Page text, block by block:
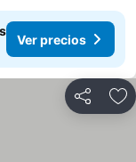
Ver precios
Compartir